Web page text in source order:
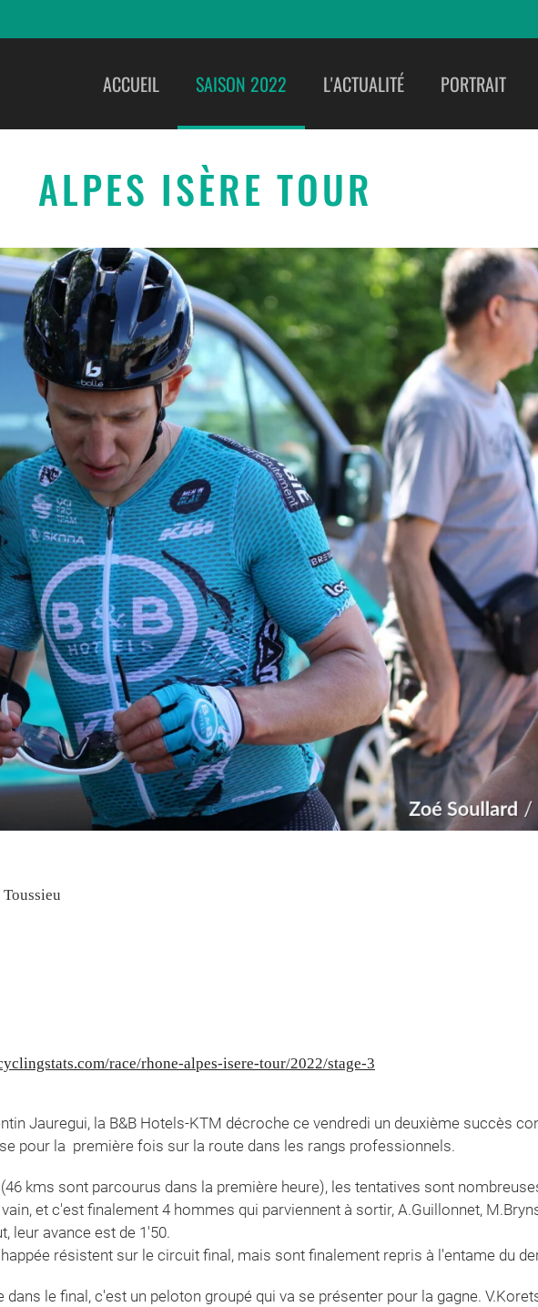
ACCUEIL SAISON 2022 L'ACTUALITÉ PORTRAIT
ALPES ISÈRE TOUR
race/rhone-alpes-isere-tour/2022/stage-3
Jauregui, la B&B Hotels-KTM décroche ce vendredi un deuxième succès
pour la première fois sur la route dans les rangs professionnels.
kms sont parcourus dans la première heure), les tentatives sont
et c'est finalement 4 hommes qui parviennent à sortir, A.Guillonnet,
leur avance est de 1'50.
résistent sur le circuit final, mais sont finalement repris à l'entame du
le final, c'est un peloton groupé qui va se présenter pour la gagne.